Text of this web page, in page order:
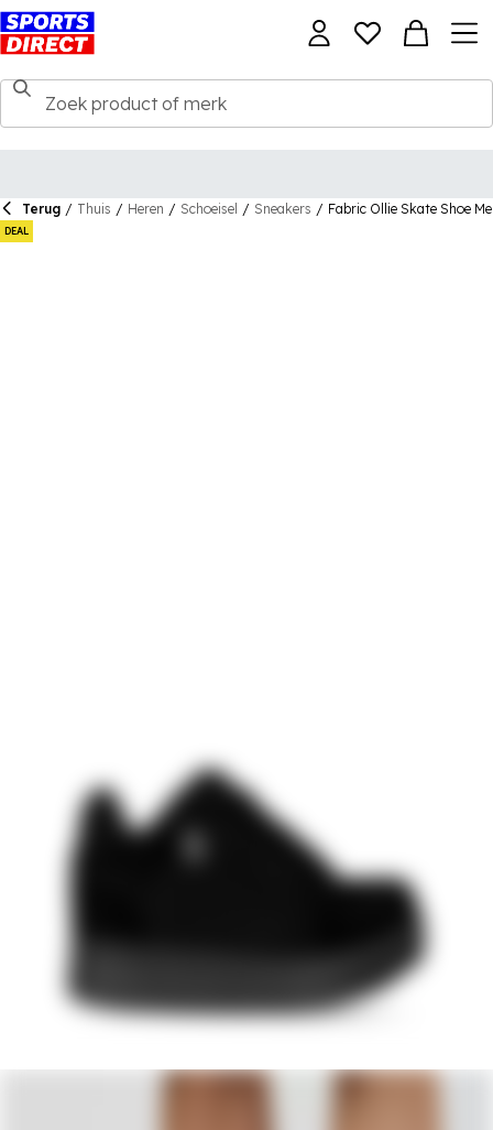
Terug / Thuis / Heren / Schoeisel / Sneakers / Fabric Ollie Skate Shoe
DEAL